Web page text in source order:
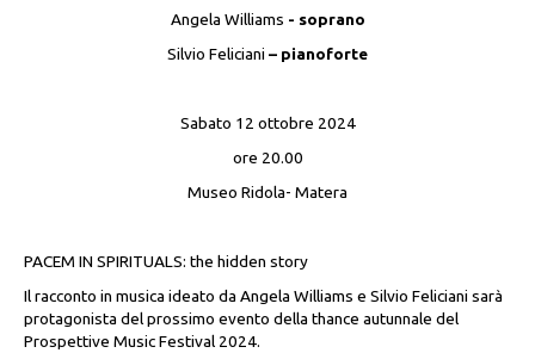
Angela Williams - soprano
Silvio Feliciani – pianoforte
Sabato 12 ottobre 2024
ore 20.00
Museo Ridola- Matera
PACEM IN SPIRITUALS: the hidden story
Il racconto in musica ideato da Angela Williams e Silvio Feliciani sarà
protagonista del prossimo evento della thance autunnale del
Prospettive Music Festival 2024.